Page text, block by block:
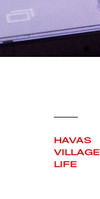
HAVAS
VILLAGE
LIFE